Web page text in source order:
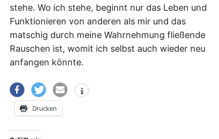
stehe. Wo ich stehe, beginnt nur das Leben und
Funktionieren von anderen als mir und das
matschig durch meine Wahrnehmung fließende
Rauschen ist, womit ich selbst auch wieder neu
anfangen könnte.
Drucken